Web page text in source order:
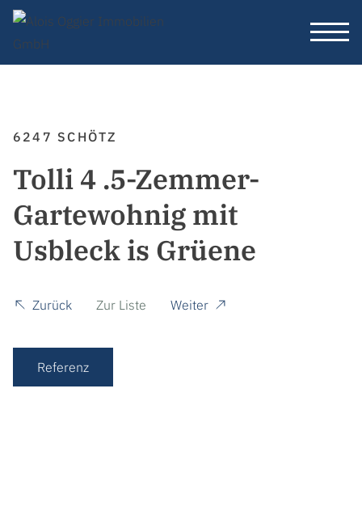
6247 SCHÖTZ
Tolli 4 .5-Zemmer-
Gartewohnig mit
Usbleck is Grüene
Zurück Zur Liste Weiter
Referenz